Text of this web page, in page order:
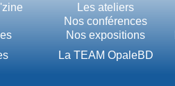
Les ateliers
Nos conférences
Nos expositions
La TEAM OpaleBD